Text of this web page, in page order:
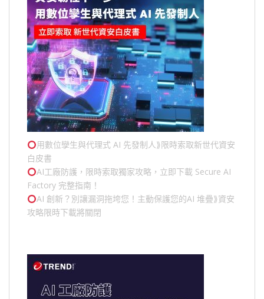
用數位孿生與代理式 AI 先發制人⟫限時索取新世代資安
白皮書
AI工廠防護，限時索取獨家攻略，立即下載 Secure AI
Factory 完整指南！
AI 創新？別讓漏洞拖垮您！主動保護您的AI 堆疊⟫資安
攻略限時下載將關閉